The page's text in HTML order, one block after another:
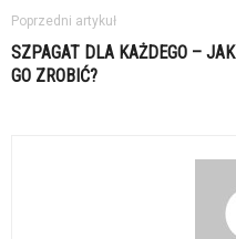
Poprzedni artykuł
SZPAGAT DLA KAŻDEGO – JAK
GO ZROBIĆ?